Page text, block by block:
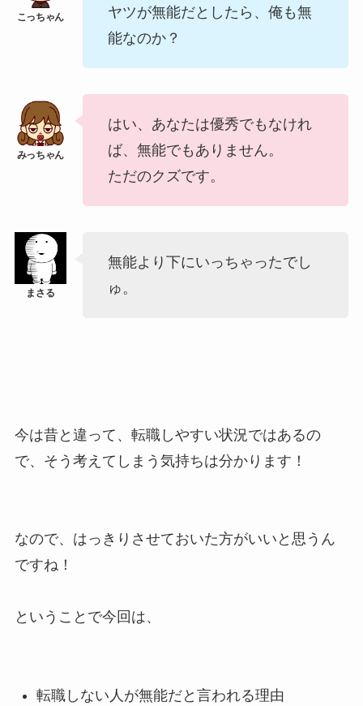
ヤツが無能だとしたら、俺も無
能なのか？
はい、あなたは優秀でもなけれ
ば、無能でもありません。
ただのクズです。
無能より下にいっちゃったでし
ゅ。
今は昔と違って、転職しやすい状況ではあるの
で、そう考えてしまう気持ちは分かります！
なので、はっきりさせておいた方がいいと思うん
ですね！
ということで今回は、
転職しない人が無能だと言われる理由